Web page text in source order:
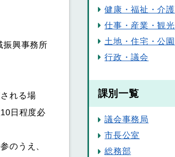
振興事務所
れる場
日程度必
のうえ、
健康・福祉・介護
仕事・産業・観光
土地・住宅・公園
行政・議会
課別一覧
議会事務局
市長公室
総務部